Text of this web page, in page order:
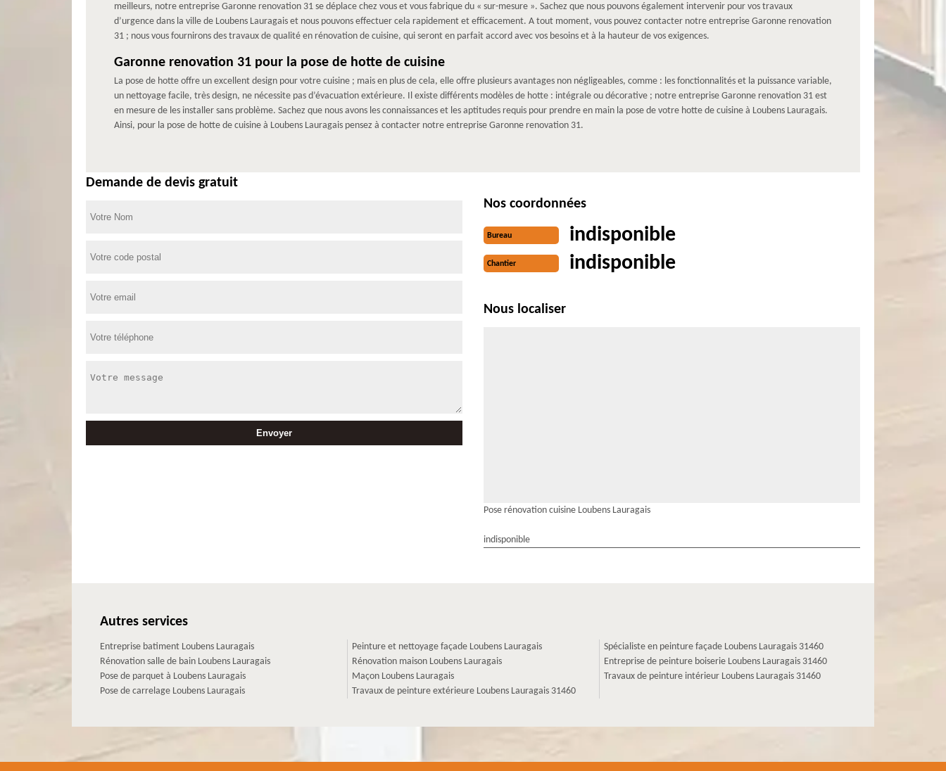
meilleurs, notre entreprise Garonne renovation 31 se déplace chez vous et vous fabrique du « sur-mesure ». Sachez que nous pouvons également intervenir pour vos travaux
d’urgence dans la ville de Loubens Lauragais et nous pouvons effectuer cela rapidement et efficacement. A tout moment, vous pouvez contacter notre entreprise Garonne renovation
31 ; nous vous fournirons des travaux de qualité en rénovation de cuisine, qui seront en parfait accord avec vos besoins et à la hauteur de vos exigences.
Garonne renovation 31 pour la pose de hotte de cuisine
La pose de hotte offre un excellent design pour votre cuisine ; mais en plus de cela, elle offre plusieurs avantages non négligeables, comme : les fonctionnalités et la puissance variable,
un nettoyage facile, très design, ne nécessite pas d’évacuation extérieure. Il existe différents modèles de hotte : intégrale ou décorative ; notre entreprise Garonne renovation 31 est
en mesure de les installer sans problème. Sachez que nous avons les connaissances et les aptitudes requis pour prendre en main la pose de votre hotte de cuisine à Loubens Lauragais.
Ainsi, pour la pose de hotte de cuisine à Loubens Lauragais pensez à contacter notre entreprise Garonne renovation 31.
Demande de devis gratuit
Nos coordonnées
Bureau indisponible
Chantier indisponible
Nous localiser
Pose rénovation cuisine Loubens Lauragais
indisponible
Autres services
Entreprise batiment Loubens Lauragais
Rénovation salle de bain Loubens Lauragais
Pose de parquet à Loubens Lauragais
Pose de carrelage Loubens Lauragais
Peinture et nettoyage façade Loubens Lauragais
Rénovation maison Loubens Lauragais
Maçon Loubens Lauragais
Travaux de peinture extérieure Loubens Lauragais 31460
Spécialiste en peinture façade Loubens Lauragais 31460
Entreprise de peinture boiserie Loubens Lauragais 31460
Travaux de peinture intérieur Loubens Lauragais 31460